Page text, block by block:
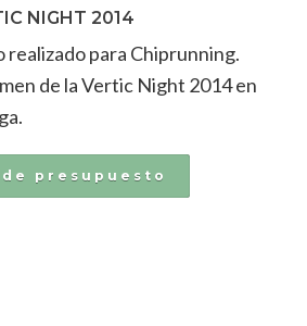
NIGHT 2014
realizado para Chiprunning.
de la Vertic Night 2014 en
presupuesto